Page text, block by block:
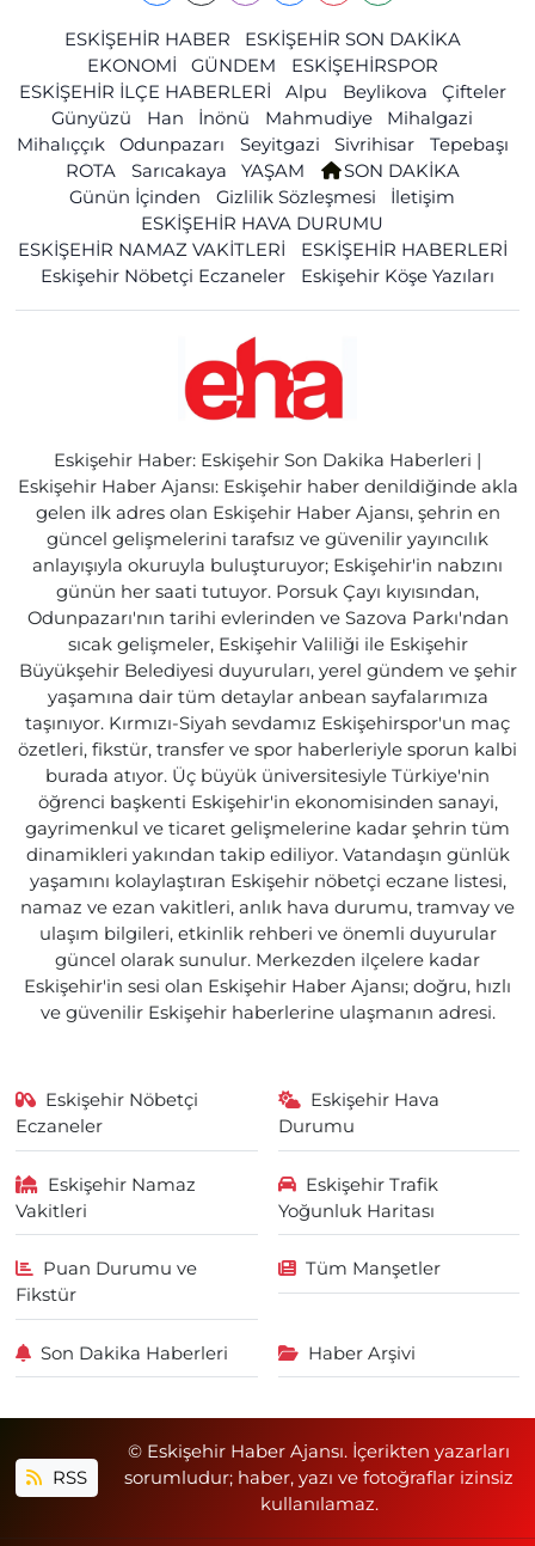
ESKİŞEHİR HABER
ESKİŞEHİR SON DAKİKA
EKONOMİ
GÜNDEM
ESKİŞEHİRSPOR
ESKİŞEHİR İLÇE HABERLERİ
Alpu Beylikova
Çifteler
Günyüzü
Han İnönü Mahmudiye
Mihalgazi
Mihalıççık
Odunpazarı Seyitgazi Sivrihisar
Tepebaşı
ROTA
Sarıcakaya YAŞAM
SON DAKİKA
Günün İçinden
Gizlilik Sözleşmesi
İletişim
ESKİŞEHİR HAVA DURUMU
ESKİŞEHİR NAMAZ VAKİTLERİ
ESKİŞEHİR HABERLERİ
Eskişehir Nöbetçi Eczaneler
Eskişehir Köşe Yazıları
Eskişehir Haber: Eskişehir Son Dakika Haberleri |
Eskişehir Haber Ajansı: Eskişehir haber denildiğinde akla
gelen ilk adres olan Eskişehir Haber Ajansı, şehrin en
güncel gelişmelerini tarafsız ve güvenilir yayıncılık
anlayışıyla okuruyla buluşturuyor; Eskişehir'in nabzını
günün her saati tutuyor. Porsuk Çayı kıyısından,
Odunpazarı'nın tarihi evlerinden ve Sazova Parkı'ndan
sıcak gelişmeler, Eskişehir Valiliği ile Eskişehir
Büyükşehir Belediyesi duyuruları, yerel gündem ve şehir
yaşamına dair tüm detaylar anbean sayfalarımıza
taşınıyor. Kırmızı-Siyah sevdamız Eskişehirspor'un maç
özetleri, fikstür, transfer ve spor haberleriyle sporun kalbi
burada atıyor. Üç büyük üniversitesiyle Türkiye'nin
öğrenci başkenti Eskişehir'in ekonomisinden sanayi,
gayrimenkul ve ticaret gelişmelerine kadar şehrin tüm
dinamikleri yakından takip ediliyor. Vatandaşın günlük
yaşamını kolaylaştıran Eskişehir nöbetçi eczane listesi,
namaz ve ezan vakitleri, anlık hava durumu, tramvay ve
ulaşım bilgileri, etkinlik rehberi ve önemli duyurular
güncel olarak sunulur. Merkezden ilçelere kadar
Eskişehir'in sesi olan Eskişehir Haber Ajansı; doğru, hızlı
ve güvenilir Eskişehir haberlerine ulaşmanın adresi.
Eskişehir Nöbetçi
Eczaneler
Eskişehir Hava
Durumu
Eskişehir Namaz
Vakitleri
Eskişehir Trafik
Yoğunluk Haritası
Puan Durumu ve
Fikstür
Tüm Manşetler
Son Dakika Haberleri Haber Arşivi
RSS
© Eskişehir Haber Ajansı. İçerikten yazarları
sorumludur; haber, yazı ve fotoğraflar izinsiz
kullanılamaz.